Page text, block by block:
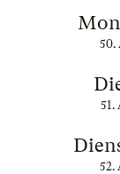
50.
51.
52.